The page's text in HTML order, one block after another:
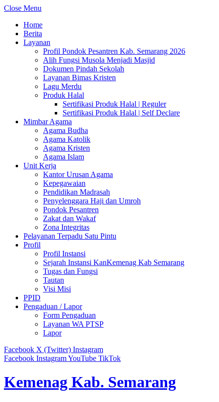
Close Menu
Home
Berita
Layanan
Profil Pondok Pesantren Kab. Semarang 2026
Alih Fungsi Musola Menjadi Masjid
Dokumen Pindah Sekolah
Layanan Bimas Kristen
Lagu Merdu
Produk Halal
Sertifikasi Produk Halal | Reguler
Sertifikasi Produk Halal | Self Declare
Mimbar Agama
Agama Budha
Agama Katolik
Agama Kristen
Agama Islam
Unit Kerja
Kantor Urusan Agama
Kepegawaian
Pendidikan Madrasah
Penyelenggara Haji dan Umroh
Pondok Pesantren
Zakat dan Wakaf
Zona Integritas
Pelayanan Terpadu Satu Pintu
Profil
Profil Instansi
Sejarah Instansi KanKemenag Kab Semarang
Tugas dan Fungsi
Tautan
Visi Misi
PPID
Pengaduan / Lapor
Form Pengaduan
Layanan WA PTSP
Lapor
Facebook X (Twitter) Instagram
Facebook InstagramYouTube TikTok
Kemenag Kab. Semarang